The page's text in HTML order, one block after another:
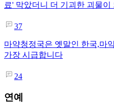
료' 막았더니 더 기괴한 괴물
37
마약청정국은 옛말인 한국,마
가장 시급합니다
24
연예